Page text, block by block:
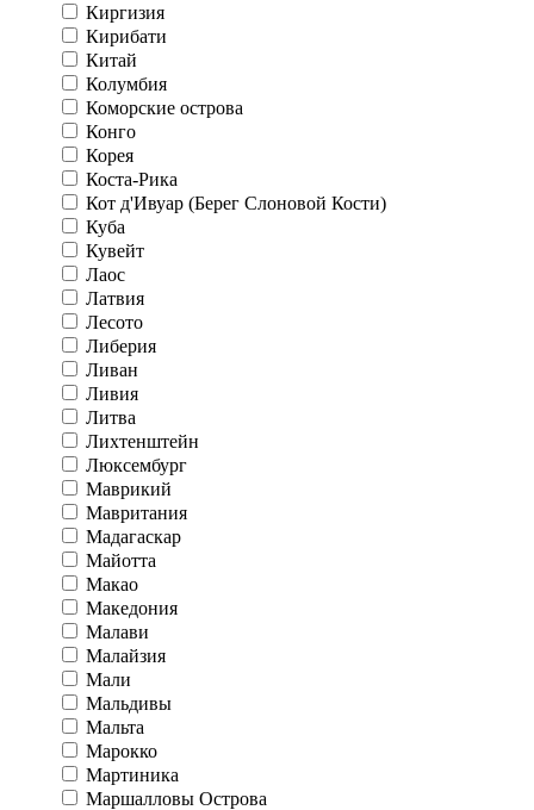
Киргизия
Кирибати
Китай
Колумбия
Коморские острова
Конго
Корея
Коста-Рика
Кот д'Ивуар (Берег Слоновой Кости)
Куба
Кувейт
Лаос
Латвия
Лесото
Либерия
Ливан
Ливия
Литва
Лихтенштейн
Люксембург
Маврикий
Мавритания
Мадагаскар
Майотта
Макао
Македония
Малави
Малайзия
Мали
Мальдивы
Мальта
Марокко
Мартиника
Маршалловы Острова